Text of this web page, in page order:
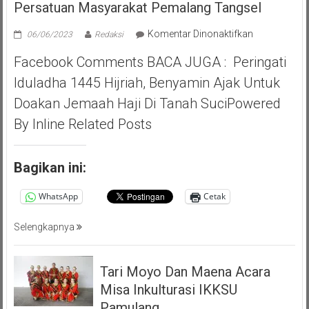
Persatuan Masyarakat Pemalang Tangsel
06/06/2023 Redaksi Komentar Dinonaktifkanpada
Saga
Ichsan,
Apresiasi
Giat
Facebook Comments BACA JUGA : Peringati
Iduladha 1445 Hijriah, Benyamin Ajak Untuk
Doakan Jemaah Haji Di Tanah SuciPowered
By Inline Related Posts
Bagikan ini:
WhatsApp Cetak
Selengkapnya
Tari Moyo Dan Maena Acara
Misa Inkulturasi IKKSU